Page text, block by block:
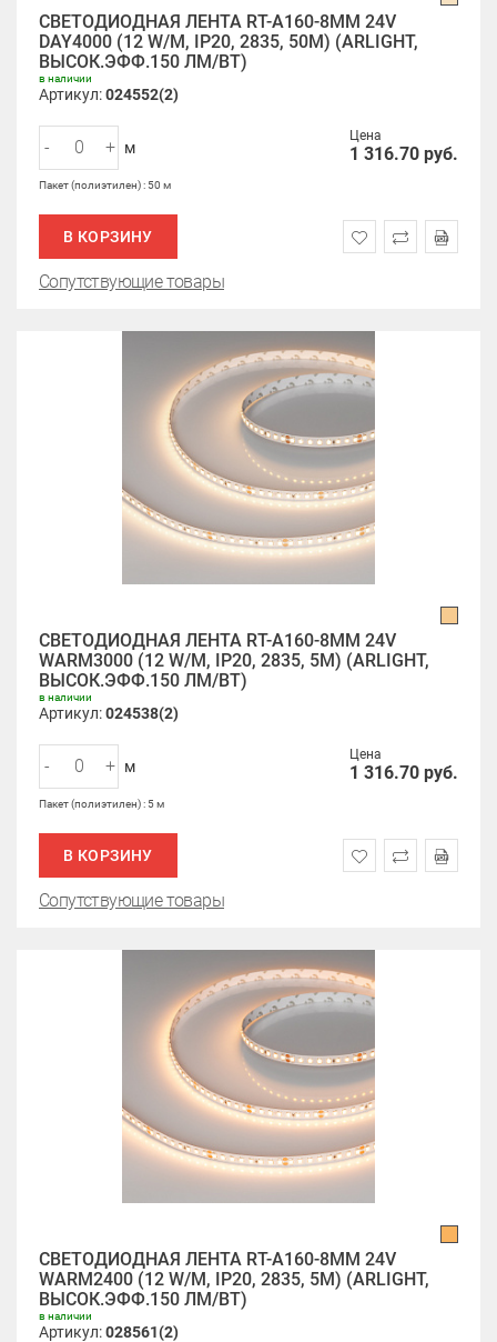
СВЕТОДИОДНАЯ ЛЕНТА RT-A160-8MM 24V
DAY4000 (12 W/M, IP20, 2835, 50M) (ARLIGHT,
ВЫСОК.ЭФФ.150 ЛМ/ВТ)
в наличии
Артикул:024552(2)
Цена
1 316.70 руб.
- + м
Пакет (полиэтилен) : 50 м
В КОРЗИНУ
Сопутствующие товары
СВЕТОДИОДНАЯ ЛЕНТА RT-A160-8MM 24V
WARM3000 (12 W/M, IP20, 2835, 5M) (ARLIGHT,
ВЫСОК.ЭФФ.150 ЛМ/ВТ)
в наличии
Артикул:024538(2)
Цена
1 316.70 руб.
- + м
Пакет (полиэтилен) : 5 м
В КОРЗИНУ
Сопутствующие товары
СВЕТОДИОДНАЯ ЛЕНТА RT-A160-8MM 24V
WARM2400 (12 W/M, IP20, 2835, 5M) (ARLIGHT,
ВЫСОК.ЭФФ.150 ЛМ/ВТ)
в наличии
Артикул:028561(2)